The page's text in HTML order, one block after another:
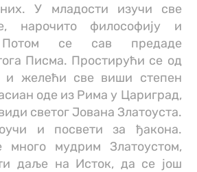
У младости изучи све
нарочито философију и
Потом се сав предаде
Писма. Простирући се од
и желећи све виши степен
оде из Рима у Цариград,
светог Јована Златоуста.
и посвети за ђакона.
много мудрим Златоустом,
даље на Исток, да се још